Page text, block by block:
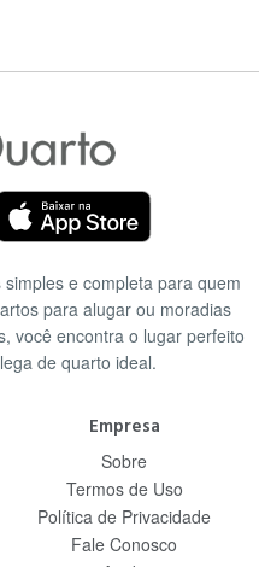
e completa para quem
para alugar ou moradias
você encontra o lugar perfeito
de quarto ideal.
Empresa
Sobre
Termos de Uso
Política de Privacidade
Fale Conosco